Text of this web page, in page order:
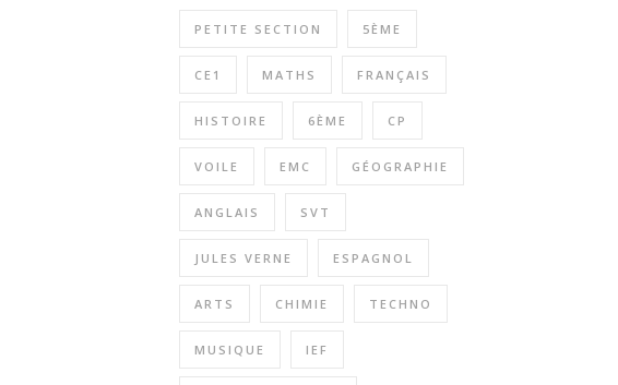
PETITE SECTION 5ÈME
CE1 MATHS FRANÇAIS
HISTOIRE 6ÈME CP
VOILE EMC GÉOGRAPHIE
ANGLAIS SVT
JULES VERNE ESPAGNOL
ARTS CHIMIE TECHNO
MUSIQUE IEF